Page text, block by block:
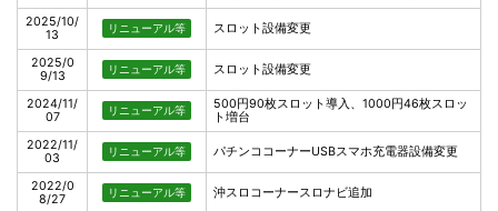
2025/10/
13
リニューアル等 スロット設備変更
2025/0
9/13
リニューアル等 スロット設備変更
2024/11/
07
リニューアル等
500円90枚スロット導入、1000円46枚スロッ
ト増台
2022/11/
03
リニューアル等 パチンココーナーUSBスマホ充電器設備変更
2022/0
8/27
リニューアル等 沖スロコーナースロナビ追加